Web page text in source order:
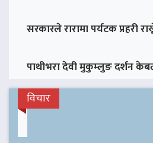
सरकारले रारामा पर्यटक प्रहरी
पाथीभरा देवी मुकुम्लुङ दर्शन
विचार